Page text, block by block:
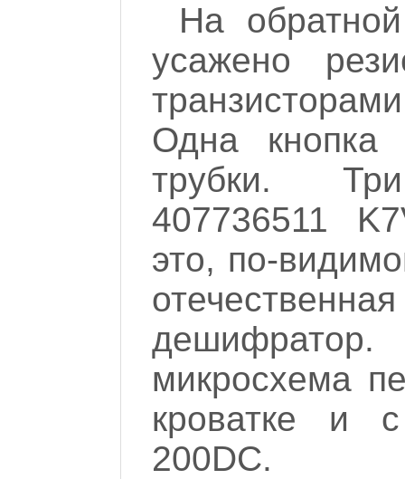
На
усажено
Одна
трубки.
407736511
это, по-
микросхема
кроватке и
200DC.